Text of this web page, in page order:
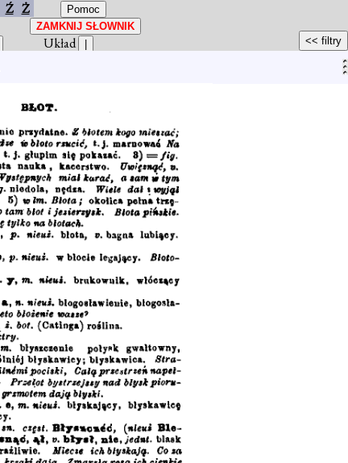
Ź Ż
Układ